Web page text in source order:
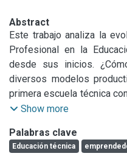
Abstract
Este trabajo analiza la
Profesional en la
desde sus inicios.
diversos modelos
primera escuela técnica
local? ¿Cuáles fueron los
incorporación del
emprendedorismo en el
Show more
Palabras clave
Educación técnica